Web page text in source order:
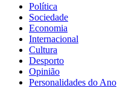
Política
Sociedade
Economia
Internacional
Cultura
Desporto
Opinião
Personalidades do Ano